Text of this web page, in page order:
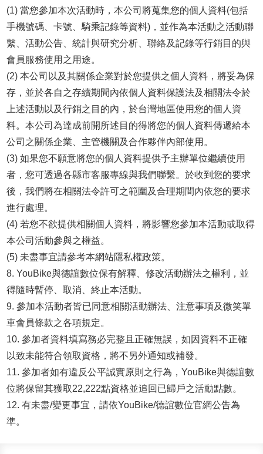
(1) 當您參加本次活動時，本公司將蒐集您的個人資料(包括
手機號碼、卡號、騎乘記錄等資料)，並作為本活動之活動聯
繫、活動公告、統計與研究分析、聯絡及記錄等行銷目的與
會員服務使用之用途。
(2) 本公司以及其關係企業對於您提供之個人資料，將妥為保
存，並於各自之存續期間內依個人資料保護法及相關法令於
上述活動以及行銷之目的內，於台灣地區使用您的個人資
料。本公司為達成前開所述目的得將您的個人資料傳遞給本
公司之關係企業、主管機關及合作夥伴內部使用。
(3) 如果您不願意將您的個人資料提供予主辦單位繼續使用
者，您可透過各縣市客服專線與我們聯繫。於收到您的要求
後，我們將在相關法令許可之範圍及合理期間內依您的要求
進行處理。
(4) 若您不欲提供相關個人資料，將影響您參加本活動或取得
本公司活動參與之權益。
(5) 未盡事宜請參考本網站隱私權政策。
8. YouBike與德誼數位保有解釋、修改活動辦法之權利，並
得隨時暫停、取消、終止本活動。
9. 參加本活動者皆已同意相關活動辦法、注意事項及微笑單
車會員條款之各項規定。
10. 參加者資料填寫務必完整且正確無誤，如因資料不正確
以致未能符合領取資格，將不另外通知或補發。
11. 參加者如有違反公平誠實原則之行為，YouBike與德誼數
位將保留其獲取22,222點資格並追回已歸戶之活動點數。
12. 有未盡/變更事宜，請依YouBike/德誼數位官網公告為
準。